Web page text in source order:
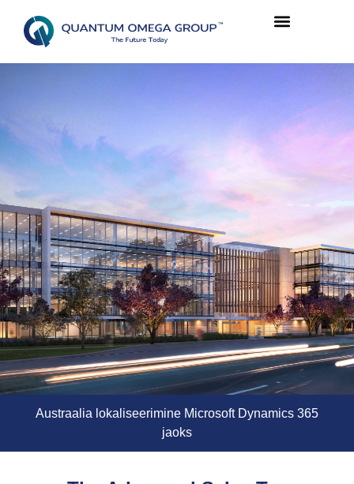
Austraalia lokaliseerimine Microsoft Dynamics 365
jaoks